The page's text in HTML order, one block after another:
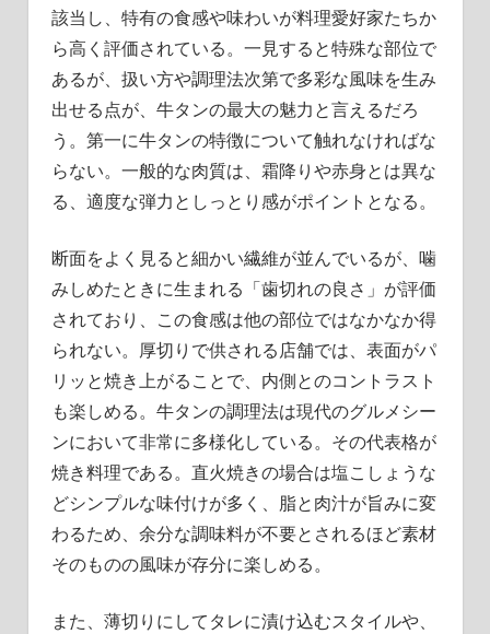
該当し、特有の食感や味わいが料理愛好家たちか
ら高く評価されている。一見すると特殊な部位で
あるが、扱い方や調理法次第で多彩な風味を生み
出せる点が、牛タンの最大の魅力と言えるだろ
う。第一に牛タンの特徴について触れなければな
らない。一般的な肉質は、霜降りや赤身とは異な
る、適度な弾力としっとり感がポイントとなる。
断面をよく見ると細かい繊維が並んでいるが、噛
みしめたときに生まれる「歯切れの良さ」が評価
されており、この食感は他の部位ではなかなか得
られない。厚切りで供される店舗では、表面がパ
リッと焼き上がることで、内側とのコントラスト
も楽しめる。牛タンの調理法は現代のグルメシー
ンにおいて非常に多様化している。その代表格が
焼き料理である。直火焼きの場合は塩こしょうな
どシンプルな味付けが多く、脂と肉汁が旨みに変
わるため、余分な調味料が不要とされるほど素材
そのものの風味が存分に楽しめる。
また、薄切りにしてタレに漬け込むスタイルや、